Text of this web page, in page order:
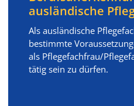
ausländische
Als ausländische
bestimmte
als Pflegefachfrau/
tätig sein zu dürfen.